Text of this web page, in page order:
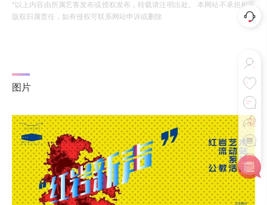
*以上内容由所属艺客发布或授权发布，转载请注明出处。 本网站不承担相应
版权归属责任，如有侵权可联系网站申诉或删除
图片